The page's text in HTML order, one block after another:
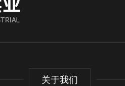
关于我们